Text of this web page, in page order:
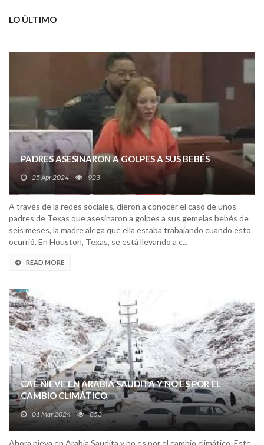
LO ÚLTIMO
PADRES ASESINARON A GOLPES A SUS BEBÉS
25 Apr 2024 923
A través de la redes sociales, dieron a conocer el caso de unos
padres de Texas que asesinaron a golpes a sus gemelas bebés de
seis meses, la madre alega que ella estaba trabajando cuando esto
ocurrió. En Houston, Texas, se está llevando a c...
READ MORE
CAE NIEVE EN ARABIA SAUDITA Y NO ES POR EL
CAMBIO CLIMÁTICO
01 Mar 2024 853
Ahora nieva en Arabia Saudita y no es por el cambio climático. Este